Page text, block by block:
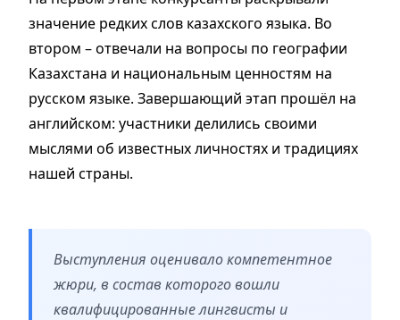
значение редких слов казахского языка. Во
втором – отвечали на вопросы по географии
Казахстана и национальным ценностям на
русском языке. Завершающий этап прошёл на
английском: участники делились своими
мыслями об известных личностях и традициях
нашей страны.
Выступления оценивало компетентное
жюри, в состав которого вошли
квалифицированные лингвисты и